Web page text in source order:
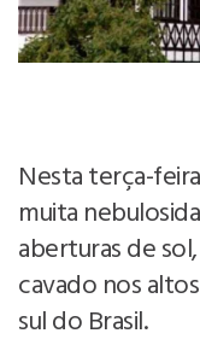
Nesta terça-
muita
aberturas de
cavado nos
sul do Brasil.